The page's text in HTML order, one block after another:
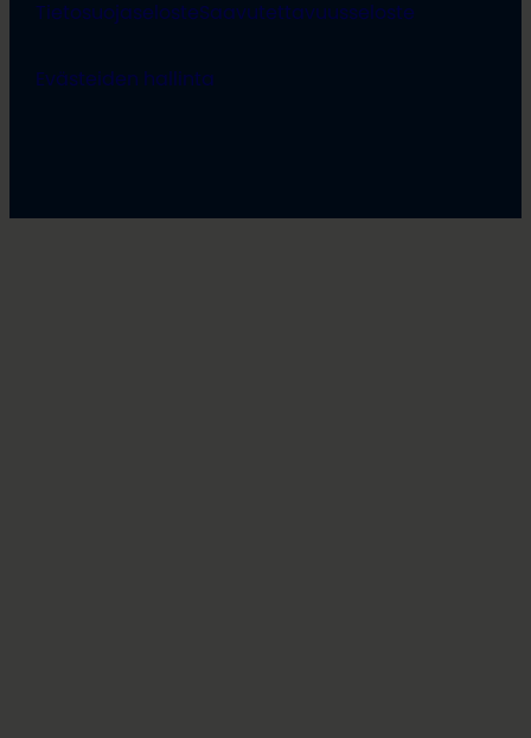
TietosuojaselosteSaavutettavuusseloste
Evästeiden hallinta